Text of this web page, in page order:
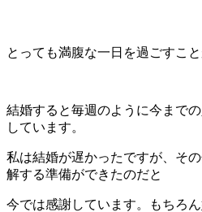
とっても満腹な一日を過ごすこと
結婚すると毎週のように今まで
しています。
私は結婚が遅かったですが、そ
解する準備ができたのだと
今では感謝しています。もちろん